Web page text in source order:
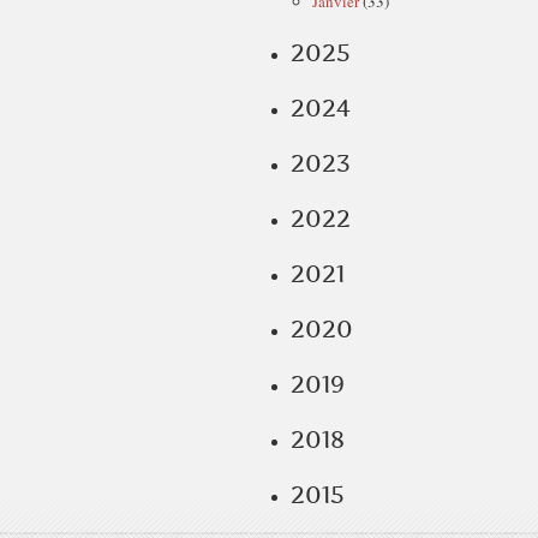
2025
2024
2023
2022
2021
2020
2019
2018
2015